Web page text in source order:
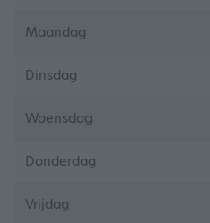
Maandag
Dinsdag
Woensdag
Donderdag
Vrijdag